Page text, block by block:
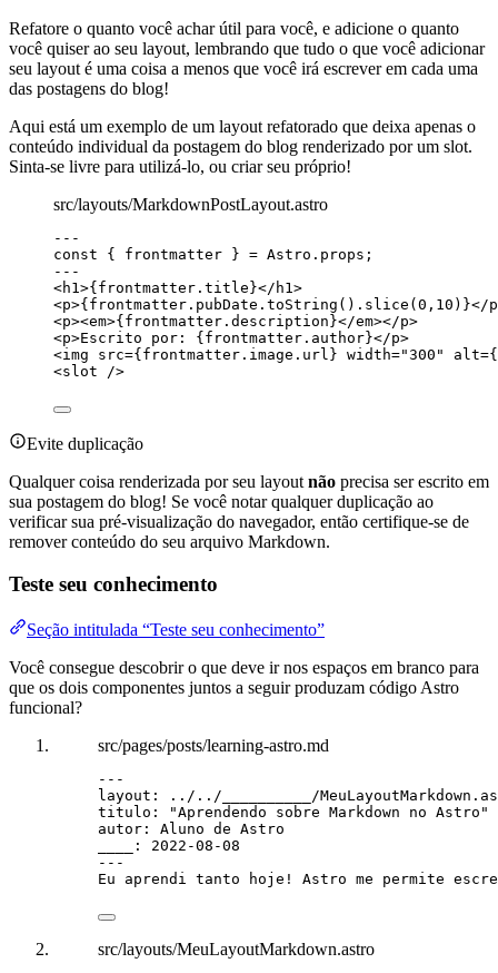
Refatore o quanto você achar útil para você, e adicione o quanto
você quiser ao seu layout, lembrando que tudo o que você adicionar
seu layout é uma coisa a menos que você irá escrever em cada uma
das postagens do blog!
Aqui está um exemplo de um layout refatorado que deixa apenas o
conteúdo individual da postagem do blog renderizado por um slot.
Sinta-se livre para utilizá-lo, ou criar seu próprio!
src/layouts/MarkdownPostLayout.astro
---
const { frontmatter } = Astro . props ;
---
<h1 >{frontmatter . title}</ h1 >
<p>{frontmatter . pubDate . toString () . slice (0 , 10 ) }</p
<p><em>{frontmatter . description}</em></p>
<p>Escrito por: {frontmatter . author}</p>
<img src={frontmatter . image . url } width="300 " alt={
<slot />
Evite duplicação
Qualquer coisa renderizada por seu layout não precisa ser escrito em
sua postagem do blog! Se você notar qualquer duplicação ao
verificar sua pré-visualização do navegador, então certifique-se de
remover conteúdo do seu arquivo Markdown.
Teste seu conhecimento
Seção intitulada “Teste seu conhecimento”
Você consegue descobrir o que deve ir nos espaços em branco para
que os dois componentes juntos a seguir produzam código Astro
funcional?
src/pages/posts/learning-astro.md
---
layout :
../../__________/
titulo : "Aprendendo sobre Markdown no Astro "
autor : Aluno de Astro
: 2022-08-08
---
Eu aprendi tanto hoje! Astro me permite
src/layouts/MeuLayoutMarkdown.astro